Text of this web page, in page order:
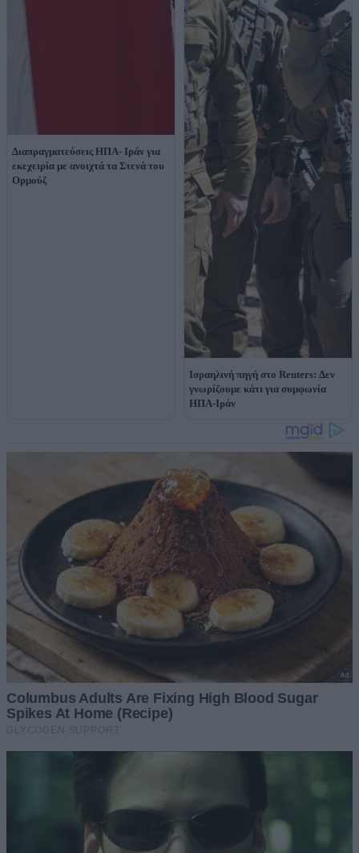
Διαπραγματεύσεις ΗΠΑ- Ιράν για
εκεχειρία με ανοιχτά τα Στενά του
Ορμούζ
Ισραηλινή πηγή στο Reuters: Δεν
γνωρίζουμε κάτι για συμφωνία
ΗΠΑ-Ιράν